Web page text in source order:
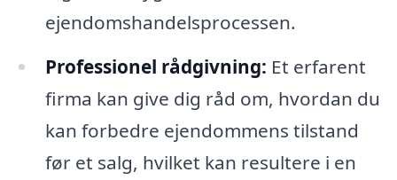
ejendomshandelsprocessen.
Professionel rådgivning: Et erfarent
firma kan give dig råd om, hvordan du
kan forbedre ejendommens tilstand
før et salg, hvilket kan resultere i en